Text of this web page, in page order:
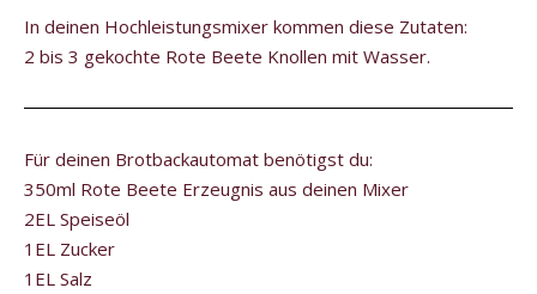
In deinen Hochleistungsmixer kommen diese Zutaten:
2 bis 3 gekochte Rote Beete Knollen mit Wasser.
Für deinen Brotbackautomat benötigst du:
350ml Rote Beete Erzeugnis aus deinen Mixer
2EL Speiseöl
1EL Zucker
1EL Salz